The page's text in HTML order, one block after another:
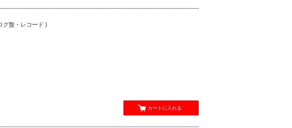
グ盤・レコード )
カートに入れる